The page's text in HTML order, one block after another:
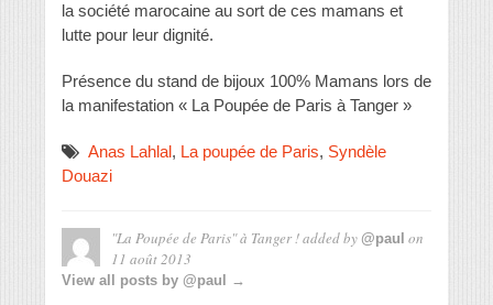
la société marocaine au sort de ces mamans et
lutte pour leur dignité.
Présence du stand de bijoux 100% Mamans lors de
la manifestation « La Poupée de Paris à Tanger »
Anas Lahlal, La poupée de Paris, Syndèle
Douazi
"La Poupée de Paris" à Tanger !added by @paul on
11 août 2013
View all posts by @paul →